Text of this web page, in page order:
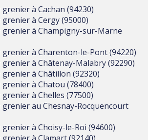
à Cachan (94230)
à Cergy (95000)
à Champigny-sur-Marne
à Charenton-le-Pont (94220)
à Châtenay-Malabry (92290)
à Châtillon (92320)
à Chatou (78400)
à Chelles (77500)
au Chesnay-Rocquencourt
à Choisy-le-Roi (94600)
à Clamart (92140)